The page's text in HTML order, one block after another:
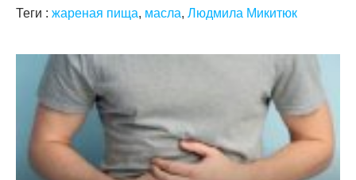
Теги : жареная пища, масла, Людмила Микитюк